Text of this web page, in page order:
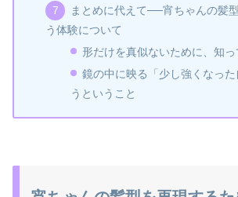
まとめに代えて──宵ちゃんの髪
う体験について
形だけを真似ないために、知
鏡の中に映る「少し強くなっ
うということ